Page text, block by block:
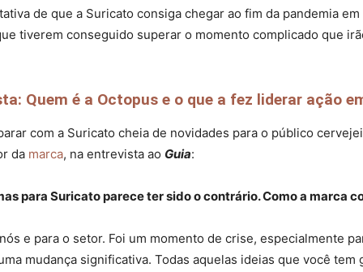
de que a Suricato consiga chegar ao fim da pandemia
tiverem conseguido superar o momento complicado que
Quem é a Octopus e o que a fez liderar ação
com a Suricato cheia de novidades para o público
da marca, na entrevista ao Guia:
para Suricato parece ter sido o contrário. Como a marca
e para o setor. Foi um momento de crise, especialmente
mudança significativa. Todas aquelas ideias que você